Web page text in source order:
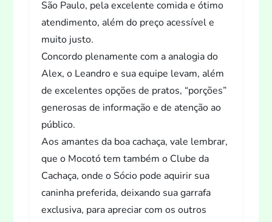
São Paulo, pela excelente comida e ótimo
atendimento, além do preço acessível e
muito justo.
Concordo plenamente com a analogia do
Alex, o Leandro e sua equipe levam, além
de excelentes opções de pratos, “porções”
generosas de informação e de atenção ao
público.
Aos amantes da boa cachaça, vale lembrar,
que o Mocotó tem também o Clube da
Cachaça, onde o Sócio pode aquirir sua
caninha preferida, deixando sua garrafa
exclusiva, para apreciar com os outros